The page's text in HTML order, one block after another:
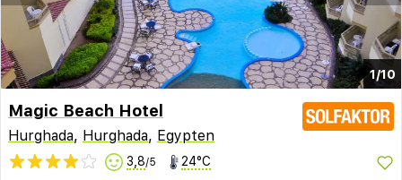
1/10
Magic Beach Hotel
Hurghada, Hurghada, Egypten
3,8/5 24°C